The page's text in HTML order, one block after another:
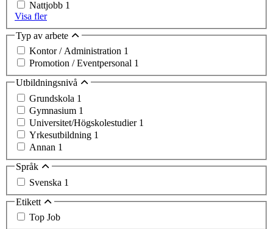
Nattjobb 1
Visa fler
Typ av arbete
Kontor / Administration 1
Promotion / Eventpersonal 1
Utbildningsnivå
Grundskola 1
Gymnasium 1
Universitet/Högskolestudier 1
Yrkesutbildning 1
Annan 1
Språk
Svenska 1
Etikett
Top Job